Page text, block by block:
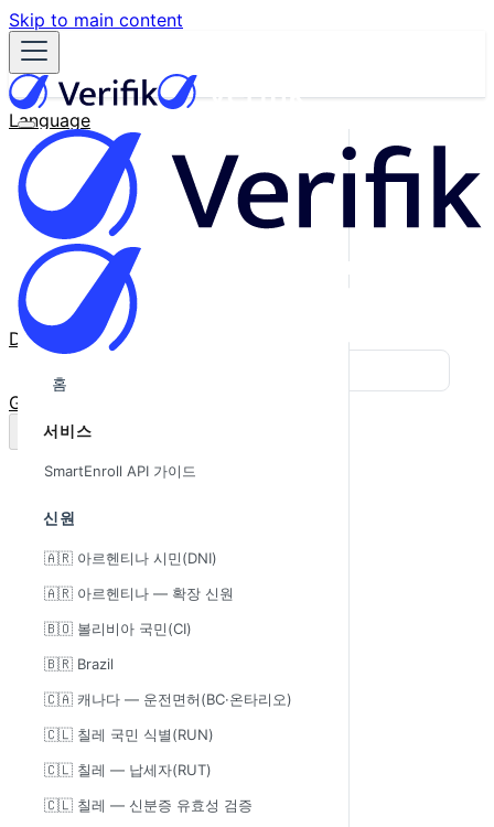
Skip to main content
Language
English
Español
Français
Português
한국어
日本語
中文
Docs
GitHub
홈
서비스
SmartEnroll API 가이드
신원
🇦🇷 아르헨티나 시민(DNI)
🇦🇷 아르헨티나 — 확장 신원
🇧🇴 볼리비아 국민(CI)
🇧🇷 Brazil
🇨🇦 캐나다 — 운전면허(BC·온타리오)
🇨🇱 칠레 국민 식별(RUN)
🇨🇱 칠레 — 납세자(RUT)
🇨🇱 칠레 — 신분증 유효성 검증